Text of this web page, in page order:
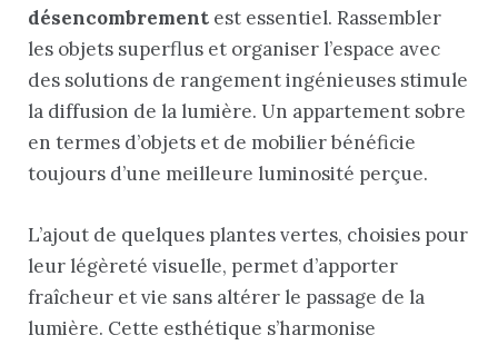
désencombrement est essentiel. Rassembler
les objets superflus et organiser l’espace avec
des solutions de rangement ingénieuses stimule
la diffusion de la lumière. Un appartement sobre
en termes d’objets et de mobilier bénéficie
toujours d’une meilleure luminosité perçue.
L’ajout de quelques plantes vertes, choisies pour
leur légèreté visuelle, permet d’apporter
fraîcheur et vie sans altérer le passage de la
lumière. Cette esthétique s’harmonise